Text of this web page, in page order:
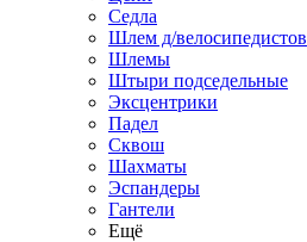
Седла
Шлем д/велосипедистов
Шлемы
Штыри подседельные
Эксцентрики
Падел
Сквош
Шахматы
Эспандеры
Гантели
Ещё